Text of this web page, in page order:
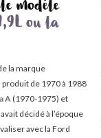
modèle
ou la
la marque
de 1970 à 1988
A(1970-1975) et
décidé à l’époque
avec la Ford